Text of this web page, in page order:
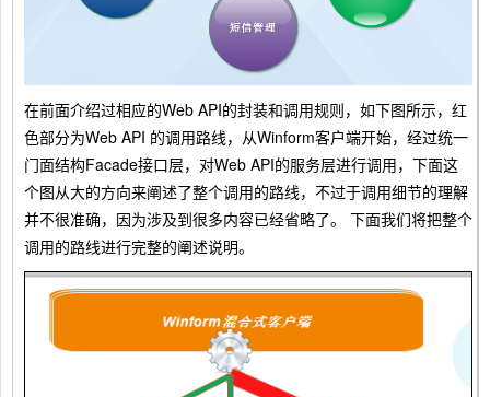
在前面介绍过相应的Web API的封装和调用规则，如下图所示，红
色部分为Web API 的调用路线，从Winform客户端开始，经过统一
门面结构Facade接口层，对Web API的服务层进行调用，下面这
个图从大的方向来阐述了整个调用的路线，不过于调用细节的理解
并不很准确，因为涉及到很多内容已经省略了。 下面我们将把整个
调用的路线进行完整的阐述说明。